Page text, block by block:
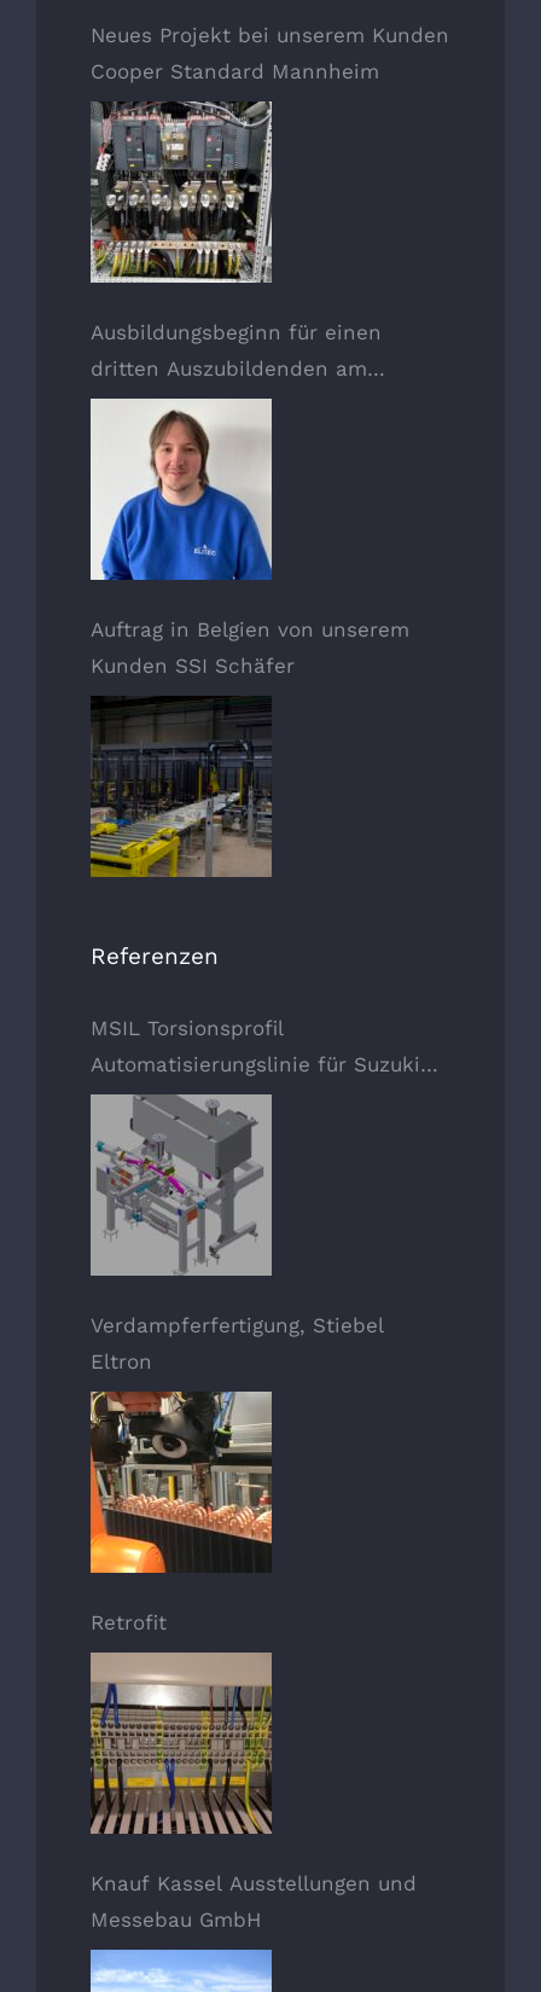
Neues Projekt bei unserem Kunden
Cooper Standard Mannheim
Ausbildungsbeginn für einen
dritten Auszubildenden am
01.11.2020
Auftrag in Belgien von unserem
Kunden SSI Schäfer
Referenzen
MSIL Torsionsprofil
Automatisierungslinie für Suzuki
Fahrzeug
Verdampferfertigung, Stiebel
Eltron
Retrofit
Knauf Kassel Ausstellungen und
Messebau GmbH